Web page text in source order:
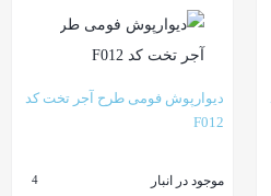
دیوارپوش فومی طرح آجر تخت کد
F012
موجود در انبار 4